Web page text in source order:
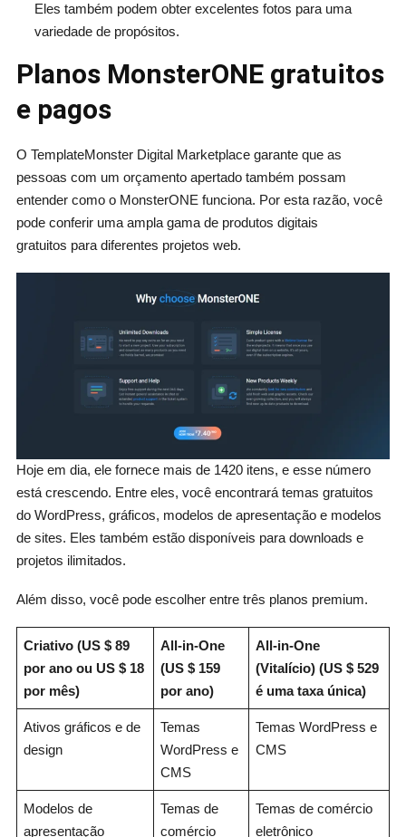
Eles também podem obter excelentes fotos para uma
variedade de propósitos.
Planos MonsterONE gratuitos
e pagos
O TemplateMonster Digital Marketplace garante que as
pessoas com um orçamento apertado também possam
entender como o MonsterONE funciona. Por esta razão, você
pode conferir uma ampla gama de produtos digitais
gratuitos para diferentes projetos web.
Hoje em dia, ele fornece mais de 1420 itens, e esse número
está crescendo. Entre eles, você encontrará temas gratuitos
do WordPress, gráficos, modelos de apresentação e modelos
de sites. Eles também estão disponíveis para downloads e
projetos ilimitados.
Além disso, você pode escolher entre três planos premium.
Criativo (US $ 89
por ano ou US $ 18
por mês)
All-in-One
(US $ 159
por ano)
All-in-One
(Vitalício) (US $ 529
é uma taxa única)
Ativos gráficos e de
design
Temas
WordPress e
CMS
Temas WordPress e
CMS
Modelos de
apresentação
Temas de
comércio
Temas de comércio
eletrônico